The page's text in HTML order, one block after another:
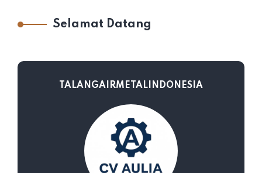
Selamat Datang
TALANGAIRMETALINDONESIA